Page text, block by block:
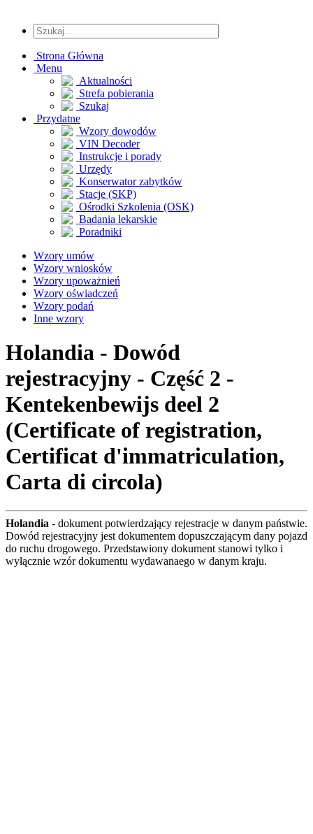
Strona Główna
Menu
Aktualności
Strefa pobierania
Szukaj
Przydatne
Wzory dowodów
VIN Decoder
Instrukcje i porady
Urzędy
Konserwator zabytków
Stacje (SKP)
Ośrodki Szkolenia (OSK)
Badania lekarskie
Poradniki
Wzory umów
Wzory wniosków
Wzory upoważnień
Wzory oświadczeń
Wzory podań
Inne wzory
Holandia - Dowód
rejestracyjny - Część 2 -
Kentekenbewijs deel 2
(Certificate of registration,
Certificat d'immatriculation,
Carta di circola)
Holandia - dokument potwierdzający rejestracje w danym państwie.
Dowód rejestracyjny jest dokumentem dopuszczającym dany pojazd
do ruchu drogowego. Przedstawiony dokument stanowi tylko i
wyłącznie wzór dokumentu wydawanaego w danym kraju.